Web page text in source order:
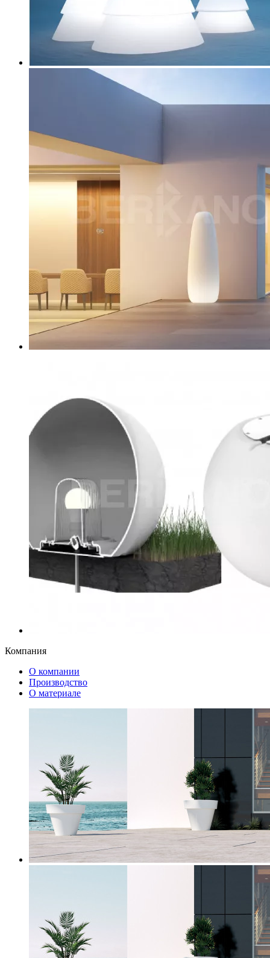
Компания
О компании
Производство
О материале